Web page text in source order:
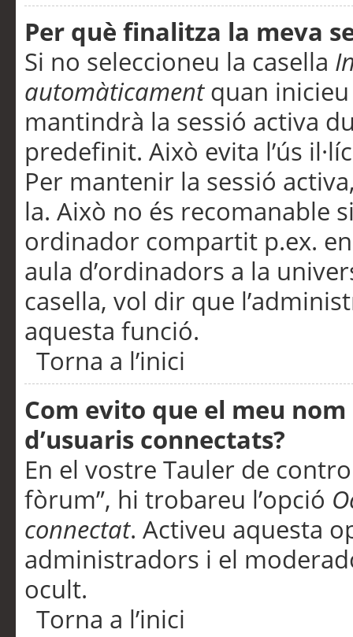
Per què finalitza la meva
Si no seleccioneu la casella
automàticamentquan inicieu
mantindrà la sessió activa
predefinit. Això evita l’ús
Per mantenir la sessió
la. Això no és recomanable
ordinador compartit p.ex.
aula d’ordinadors a la
casella, vol dir que
aquesta funció.
Torna a l’inici
Com evito que el meu
d’usuaris connectats?
En el vostre Tauler de
fòrum”, hi trobareu l’opció
connectat. Activeu aquesta
administradors i el
ocult.
Torna a l’inici